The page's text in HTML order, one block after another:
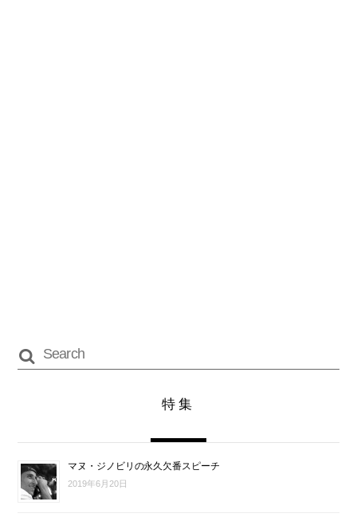
特集
マヌ・ジノビリの永久欠番スピーチ
2019年6月20日